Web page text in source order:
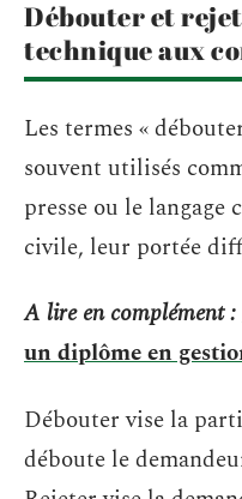
Débouter et
technique aux
Les termes «
souvent utilisés
presse ou le
civile, leur portée
A lire en complément :
un diplôme en
Débouter vise la
déboute le